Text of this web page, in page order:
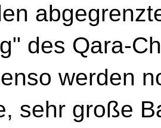
des Qara-
werden
sehr große